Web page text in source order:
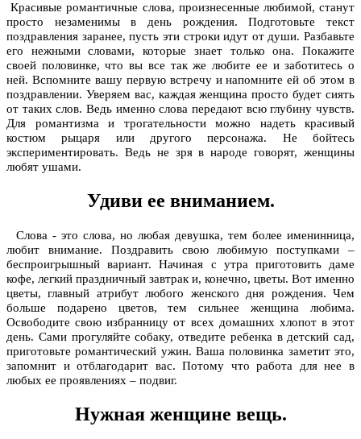
Красивые романтичные слова, произнесенные любимой, станут
просто незаменимы в день рождения. Подготовьте текст
поздравления заранее, пусть эти строки идут от души. Разбавьте
его нежными словами, которые знает только она. Покажите
своей половинке, что вы все так же любите ее и заботитесь о
ней. Вспомните вашу первую встречу и напомните ей об этом в
поздравлении. Уверяем вас, каждая женщина просто будет сиять
от таких слов. Ведь именно слова передают всю глубину чувств.
Для романтизма и трогательности можно надеть красивый
костюм рыцаря или другого персонажа. Не бойтесь
экспериментировать. Ведь не зря в народе говорят, женщины
любят ушами.
Удиви ее вниманием.
Слова - это слова, но любая девушка, тем более именинница,
любит внимание. Поздравить свою любимую поступками –
беспроигрышный вариант. Начиная с утра приготовить даме
кофе, легкий праздничный завтрак и, конечно, цветы. Вот именно
цветы, главный атрибут любого женского дня рождения. Чем
больше подарено цветов, тем сильнее женщина любима.
Освободите свою избранницу от всех домашних хлопот в этот
день. Сами прогуляйте собаку, отведите ребенка в детский сад,
приготовьте романтический ужин. Ваша половинка заметит это,
запомнит и отблагодарит вас. Потому что работа для нее в
любых ее проявлениях – подвиг.
Нужная женщине вещь.